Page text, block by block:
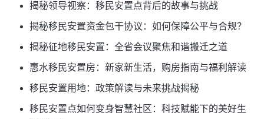
揭秘领导视察：移民安置点背后的故事与挑战
揭秘移民安置资金包干协议：如何保障公平与合规？
揭秘征地移民安置：全省会议聚焦和谐搬迁之道
惠水移民安置房：新家新生活，购房指南与福利解读
移民安置用地：政策解读与未来挑战揭秘
移民安置点如何变身智慧社区：科技赋能下的美好生